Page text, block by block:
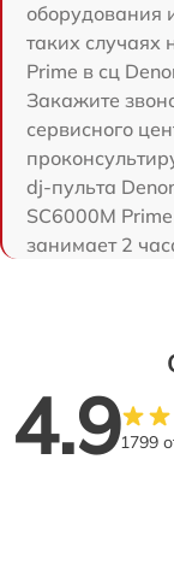
оборудования
таких случаях
Prime в сц
Закажите
сервисного
dj-пульта
SC6000M
занимает 2
4.91799